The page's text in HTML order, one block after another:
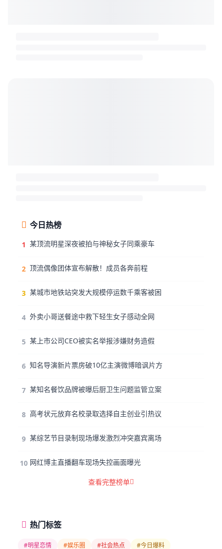
今日热榜
1 某顶流明星深夜被拍与神秘女子同乘豪车
2 顶流偶像团体宣布解散！成员各奔前程
3 某城市地铁站突发大规模停运数千乘客被困
4 外卖小哥送餐途中救下轻生女子感动全网
5 某上市公司CEO被实名举报涉嫌财务造假
6 知名导演新片票房破10亿主演微博暗讽片方
7 某知名餐饮品牌被曝后厨卫生问题监管立案
8 高考状元放弃名校录取选择自主创业引热议
9 某综艺节目录制现场爆发激烈冲突嘉宾离场
10 网红博主直播翻车现场失控画面曝光
查看完整榜单
热门标签
#明星恋情 #娱乐圈 #社会热点
#今日爆料